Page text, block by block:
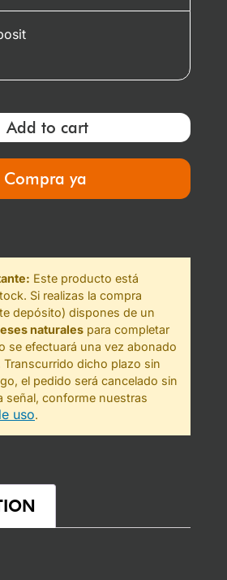
Add to cart
Compra ya
Este producto está
Si realizas la compra
depósito) dispones de un
naturales para completar
se efectuará una vez abonado
Transcurrido dicho plazo sin
el pedido será cancelado sin
señal, conforme nuestras
uso.